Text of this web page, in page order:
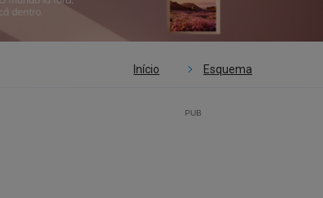
Início Esquema